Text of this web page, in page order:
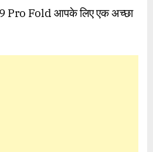
Pro Fold आपके लिए एक अच्छा